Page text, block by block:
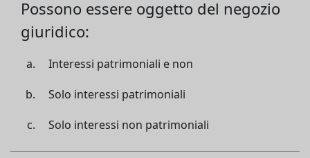
Possono essere oggetto del negozio
giuridico:
Interessi patrimoniali e non
Solo interessi patrimoniali
Solo interessi non patrimoniali